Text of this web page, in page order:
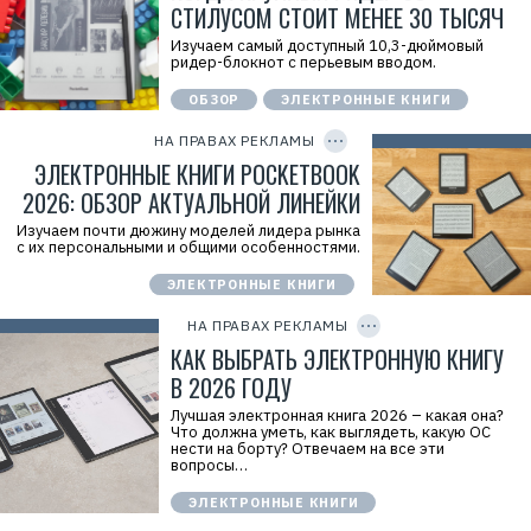
ь
О
О
О
"
И
Б
Р
О
И
Н
Н
:
9
7
5
1
7
0
4
СТИЛУСОМ СТОИТ МЕНЕЕ 30 ТЫСЯЧ
Изучаем самый доступный 10,3-дюймовый
ридер-блокнот с перьевым вводом.
ОБЗОР ЭЛЕКТРОННЫЕ КНИГИ
НА ПРАВАХ РЕКЛАМЫ
D
Р
е
к
а
м
д
а
т
е
л
ь
:
О
О
Л
И
Б
"
И
Н
9
7
C
Y
I
D
ЭЛЕКТРОННЫЕ КНИГИ POCKETBOOK
2026: ОБЗОР АКТУАЛЬНОЙ ЛИНЕЙКИ
Изучаем почти дюжину моделей лидера рынка
с их персональными и общими особенностями.
ЭЛЕКТРОННЫЕ КНИГИ
НА ПРАВАХ РЕКЛАМЫ
=
W
5
z
F
F
C
i
J
Р
е
к
л
а
м
д
а
т
ь
:
О
Y
I
КАК ВЫБРАТЬ ЭЛЕКТРОННУЮ КНИГУ
В 2026 ГОДУ
Лучшая электронная книга 2026 – какая она?
Что должна уметь, как выглядеть, какую ОС
нести на борту? Отвечаем на все эти
вопросы…
ЭЛЕКТРОННЫЕ КНИГИ